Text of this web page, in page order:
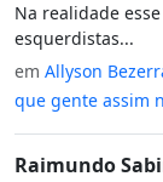
Na realidade
esquerdistas...
em Allyson
que gente assim
Raimundo